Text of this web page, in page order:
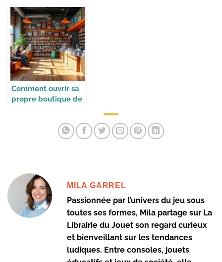
site e-commerce de
jouets
Comment ouvrir sa
propre boutique de
MILA GARREL
Passionnée par l’univers du jeu sous
toutes ses formes, Mila partage sur La
Librairie du Jouet son regard curieux
et bienveillant sur les tendances
ludiques. Entre consoles, jouets